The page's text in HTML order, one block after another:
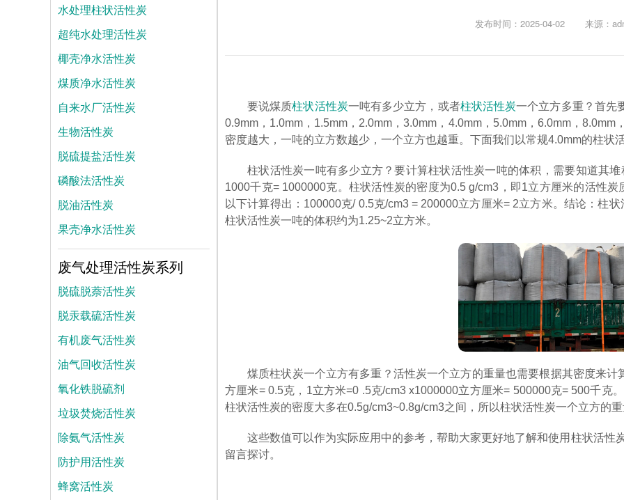
发布时间：2025-04-02 来源：
要说煤质柱状活性炭一吨有多少立方，或者柱状活性炭一个立方多重？首先
0.9mm，1.0mm，1.5mm，2.0mm，3.0mm，4.0mm，5.0mm，6.0mm，
密度越大，一吨的立方数越少，一个立方也越重。下面我们以常规4.0mm的柱状
柱状活性炭一吨有多少立方？要计算柱状活性炭一吨的体积，需要知道其
1000千克= 1000000克。柱状活性炭的密度为0.5 g/cm3，即1立方厘米的活性
以下计算得出：100000克/ 0.5克/cm3 = 200000立方厘米= 2立方米。结论：柱
柱状活性炭一吨的体积约为1.25~2立方米。
煤质柱状炭一个立方有多重？活性炭一个立方的重量也需要根据其密度来
方厘米= 0.5克，1立方米=0 .5克/cm3 x1000000立方厘米= 500000克= 500千克
柱状活性炭的密度大多在0.5g/cm3~0.8g/cm3之间，所以柱状活性炭一个立方的重
这些数值可以作为实际应用中的参考，帮助大家更好地了解和使用柱状活性
留言探讨。
水处理柱状活性炭
超纯水处理活性炭
椰壳净水活性炭
煤质净水活性炭
自来水厂活性炭
生物活性炭
脱硫提盐活性炭
磷酸法活性炭
脱油活性炭
果壳净水活性炭
废气处理活性炭系列
脱硫脱萘活性炭
脱汞载硫活性炭
有机废气活性炭
油气回收活性炭
氧化铁脱硫剂
垃圾焚烧活性炭
除氨气活性炭
防护用活性炭
蜂窝活性炭